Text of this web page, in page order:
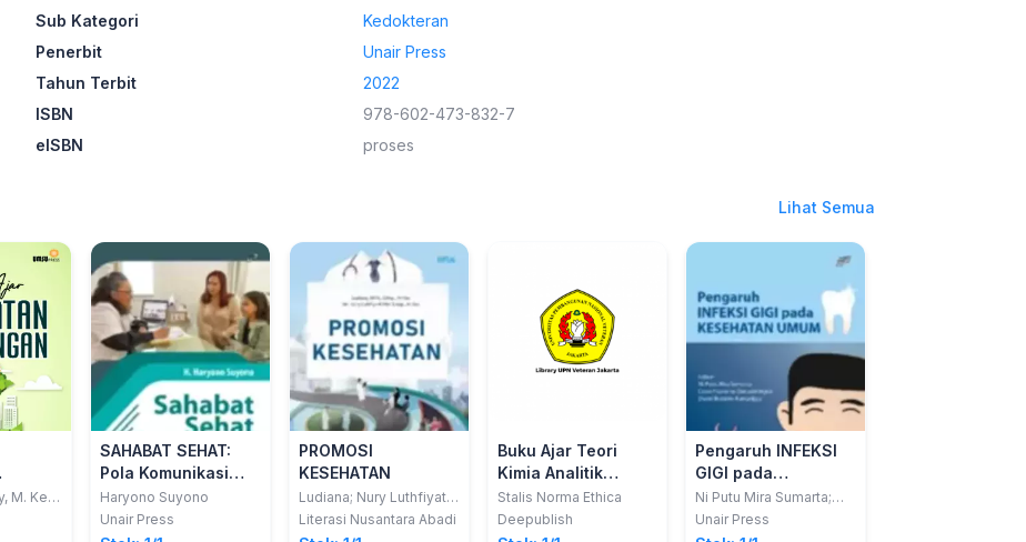
Sub Kategori
Kedokteran
Penerbit
Unair Press
Tahun Terbit
2022
ISBN
978-602-473-832-7
eISBN
proses
Lihat Semua
M. Kes,
FIS-
SAHABAT SEHAT:
Pola Komunikasi
Ideal dan Dokter
Dambaan Pasien
Haryono Suyono
Unair Press
PROMOSI
KESEHATAN
Ludiana; Nury Luthfiyatil
Fitri
Literasi Nusantara Abadi
Buku Ajar Teori
Kimia Analitik
Teknologi
Laboratorium Medis
Stalis Norma Ethica
Deepublish
Pengaruh INFEKSI
GIGI pada
KESEHATAN UMUM
Ni Putu Mira Sumarta;
Coen Pramono D; David
Unair Press